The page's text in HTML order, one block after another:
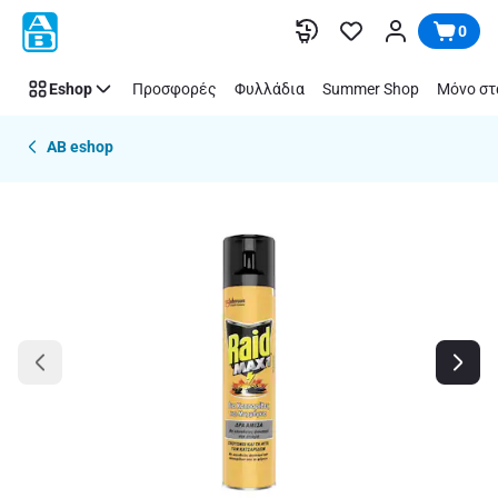
Παράλειψη 0
Eshop Προσφορές Φυλλάδια Summer Shop Μόνο
AB eshop